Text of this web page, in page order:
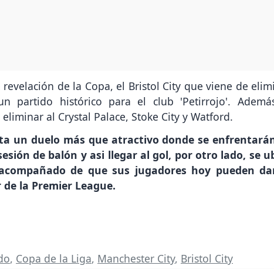
de la Copa, el Bristol City que viene de
partido histórico para el club 'Petirrojo'.
al Crystal Palace, Stoke City y Watford.
un duelo más que atractivo donde se
de balón y asi llegar al gol, por otro lado, se
de que sus jugadores hoy pueden
la Premier League.
, Copa de la Liga, Manchester City, Bristol City